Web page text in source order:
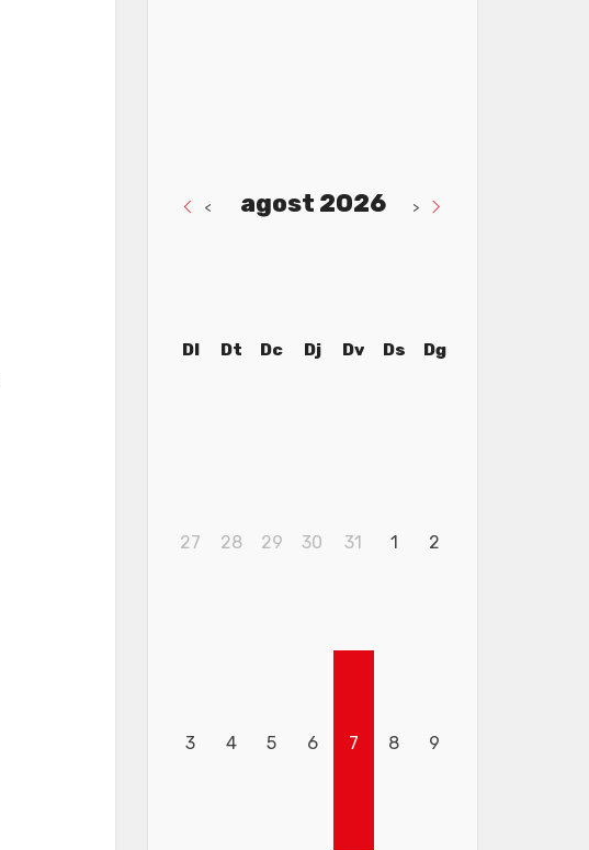
< agost 2026 >
Dl Dt Dc Dj Dv Ds Dg
27 28 29 30 31 1 2
3 4 5 6 7 8 9